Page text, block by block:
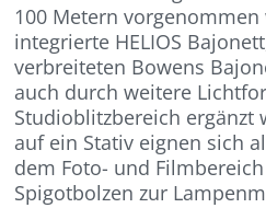
100 Metern
integrierte HELIOS
verbreiteten Bowens
auch durch weitere
Studioblitzbereich ergänzt
auf ein Stativ eignen sich
dem Foto- und
Spigotbolzen zur